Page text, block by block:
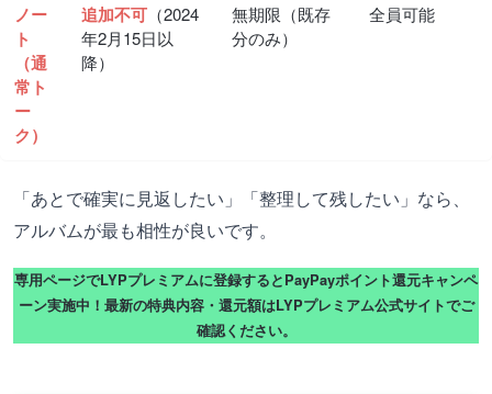
ノー
ト
（通
常ト
ー
ク）
追加不可 （2024
年2月15日以
降）
無期限（既存
分のみ）
全員可能
「あとで確実に見返したい」「整理して残したい」なら、
アルバムが最も相性が良いです。
専用ページでLYPプレミアムに登録するとPayPayポイント還元キャンペ
ーン実施中！最新の特典内容・還元額はLYPプレミアム公式サイトでご
確認ください。